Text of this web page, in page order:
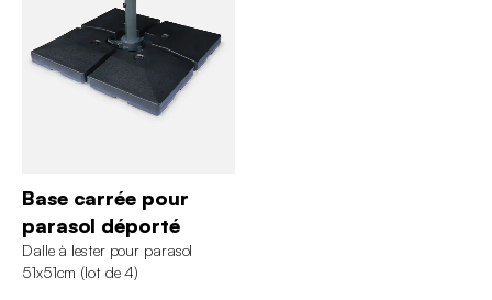
Base carrée pour
parasol déporté
Dalle à lester pour parasol
51x51cm (lot de 4)